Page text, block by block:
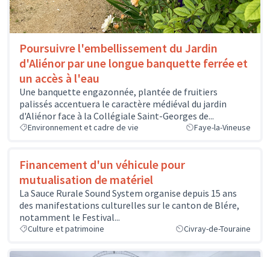
Poursuivre l'embellissement du Jardin
d'Aliénor par une longue banquette ferrée et
un accès à l'eau
Une banquette engazonnée, plantée de fruitiers
palissés accentuera le caractère médiéval du jardin
d'Aliénor face à la Collégiale Saint-Georges de...
Environnement et cadre de vie Faye-la-Vineuse
Financement d'un véhicule pour
mutualisation de matériel
La Sauce Rurale Sound System organise depuis 15 ans
des manifestations culturelles sur le canton de Blére,
notamment le Festival...
Culture et patrimoine Civray-de-Touraine